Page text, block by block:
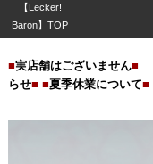
【Lecker!
Baron】TOP
■実店舗はございません■
らせ■ ■夏季休業について■